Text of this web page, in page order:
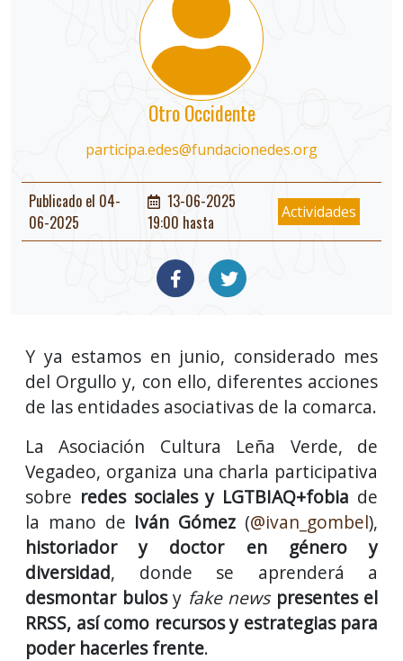
Otro Occidente
participa.edes@fundacionedes.org
Publicado el 04-
06-2025
13-06-2025
19:00 hasta
Actividades
Y ya estamos en junio, considerado mes
del Orgullo y, con ello, diferentes acciones
de las entidades asociativas de la comarca.
La Asociación Cultura Leña Verde, de
Vegadeo, organiza una charla participativa
sobre redes sociales y LGTBIAQ+fobia de
la mano de Iván Gómez (@ivan_gombel),
historiador y doctor en género y
diversidad, donde se aprenderá a
desmontar bulosy fake news presentes el
RRSS, así como recursos y estrategias para
poder hacerles frente.